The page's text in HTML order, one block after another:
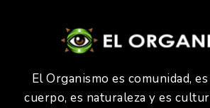
El Organismo es comunidad,
cuerpo, es naturaleza y es